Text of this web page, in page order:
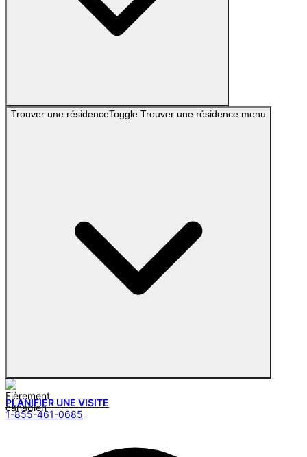
Trouver une résidenceToggle Trouver une résidence menu
PLANIFIER UNE VISITE
1-855-461-0685